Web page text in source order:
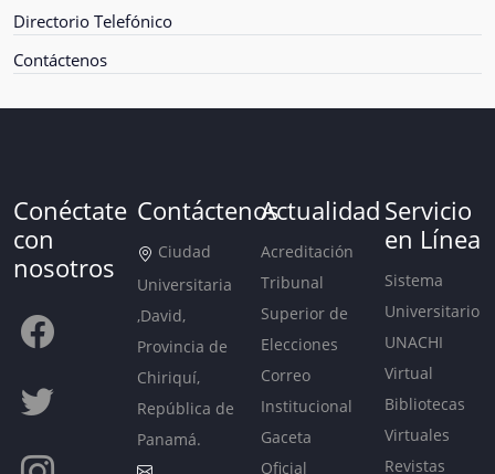
Directorio Telefónico
Contáctenos
Conéctate
con
nosotros
Contáctenos
Ciudad
Universitaria
,David,
Provincia de
Chiriquí,
República de
Panamá.
Actualidad
Acreditación
Tribunal
Superior de
Elecciones
Correo
Institucional
Gaceta
Oficial
Servicio
en Línea
Sistema
Universitario
UNACHI
Virtual
Bibliotecas
Virtuales
Revistas